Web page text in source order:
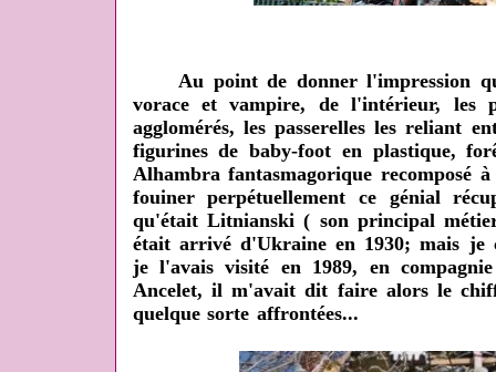
Au point de donner l'impression
vorace et vampire, de l'intérieur, les
agglomérés, les passerelles les reliant
figurines de baby-foot en plastique,
Alhambra fantasmagorique recomposé
fouiner perpétuellement ce génial
qu'était Litnianski ( son principal
était arrivé d'Ukraine en 1930; mais je
je l'avais visité en 1989, en
Ancelet, il m'avait dit faire alors le
quelque sorte affrontées...